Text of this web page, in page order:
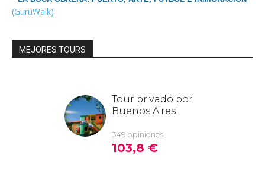
(GuruWalk)
MEJORES TOURS